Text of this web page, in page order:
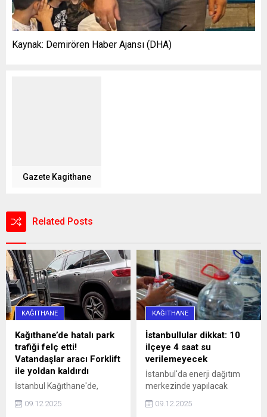
Kaynak: Demirören Haber Ajansı (DHA)
Gazete Kagithane
Related Posts
KAĞITHANE
Kağıthane’de hatalı park
trafiği felç etti!
Vatandaşlar aracı Forklift
ile yoldan kaldırdı
İstanbul Kağıthane'de,
saat 16.00 sularında 34 SS
09.12.2025
KAĞITHANE
İstanbullular dikkat: 10
ilçeye 4 saat su
verilemeyecek
İstanbul'da enerji dağıtım
merkezinde yapılacak
10 ilçeye 4 saat su
09.12.2025